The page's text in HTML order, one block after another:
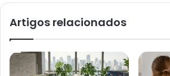
Artigos relacionados